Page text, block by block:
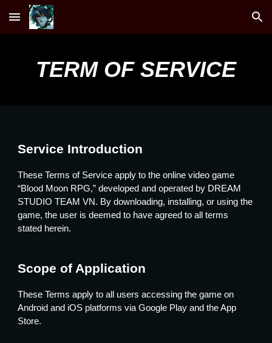
Skip to main content Skip to navigation
TERM OF SERVICE
Service Introduction
These Terms of Service apply to the online video game
“Blood Moon RPG,” developed and operated by DREAM
STUDIO TEAM VN. By downloading, installing, or using the
game, the user is deemed to have agreed to all terms
stated herein.
Scope of Application
These Terms apply to all users accessing the game on
Android and iOS platforms via Google Play and the App
Store.